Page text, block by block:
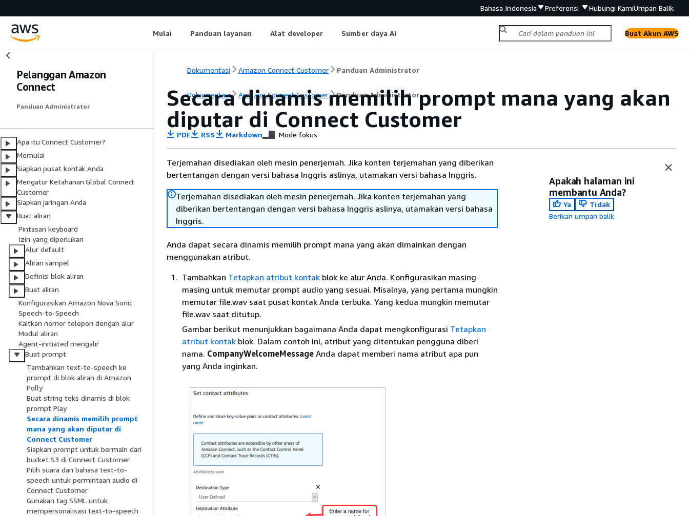
Bahasa Indonesia Preferensi Hubungi KamiUmpan Balik
Mulai Panduan layanan Alat developer Sumber daya AI Buat Akun AWS
Pelanggan Amazon
Connect
Panduan Administrator
Apa itu Connect Customer?
Memulai
Siapkan pusat kontak Anda
Mengatur Ketahanan Global Connect
Customer
Siapkan jaringan Anda
Buat aliran
Pintasan keyboard
Izin yang diperlukan
Alur default
Aliran sampel
Definisi blok aliran
Buat aliran
Konfigurasikan Amazon Nova Sonic
Speech-to-Speech
Kaitkan nomor telepon dengan alur
Modul aliran
Agent-initiated mengalir
Buat prompt
Tambahkan text-to-speech ke
prompt di blok aliran di Amazon
Polly
Buat string teks dinamis di blok
prompt Play
Secara dinamis memilih prompt
mana yang akan diputar di
Connect Customer
Siapkan prompt untuk bermain dari
bucket S3 di Connect Customer
Pilih suara dan bahasa text-to-
speech untuk permintaan audio di
Connect Customer
Gunakan tag SSML untuk
mempersonalisasi text-to-speech
Dokumentasi Amazon Connect Customer Panduan Administrator
Dokumentasi Amazon Connect Customer Panduan Administrator
Secara dinamis memilih prompt mana yang akan
diputar di Connect Customer
PDF RSS Markdown Mode fokus
Terjemahan disediakan oleh mesin penerjemah. Jika konten terjemahan yang diberikan
bertentangan dengan versi bahasa Inggris aslinya, utamakan versi bahasa Inggris.
Terjemahan disediakan oleh mesin penerjemah. Jika konten terjemahan yang
diberikan bertentangan dengan versi bahasa Inggris aslinya, utamakan versi bahasa
Inggris.
Anda dapat secara dinamis memilih prompt mana yang akan dimainkan dengan
menggunakan atribut.
Tambahkan Tetapkan atribut kontak blok ke alur Anda. Konfigurasikan masing-
masing untuk memutar prompt audio yang sesuai. Misalnya, yang pertama mungkin
memutar file.wav saat pusat kontak Anda terbuka. Yang kedua mungkin memutar
file.wav saat ditutup.
Gambar berikut menunjukkan bagaimana Anda dapat mengkonfigurasi Tetapkan
atribut kontak blok. Dalam contoh ini, atribut yang ditentukan pengguna diberi
nama. CompanyWelcomeMessage Anda dapat memberi nama atribut apa pun
yang Anda inginkan.
Apakah halaman ini
membantu Anda?
Ya
Tidak
Berikan umpan balik